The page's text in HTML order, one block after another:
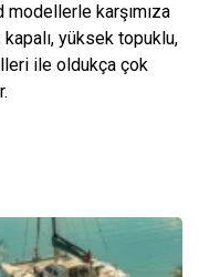
karşımıza
kapalı, yüksek topuklu,
ile oldukça çok